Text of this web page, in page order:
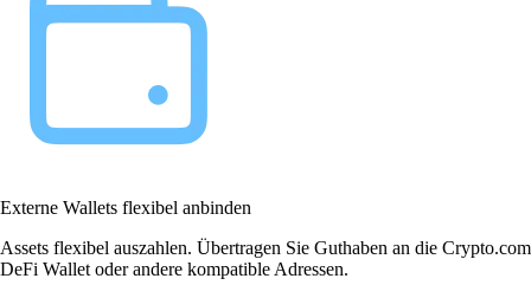
Externe Wallets flexibel anbinden
Assets flexibel auszahlen. Übertragen Sie Guthaben an die Crypto.com
DeFi Wallet oder andere kompatible Adressen.